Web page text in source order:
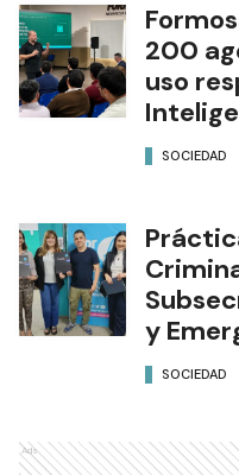
200
uso
SOCIEDAD
y
SOCIEDAD
Ads